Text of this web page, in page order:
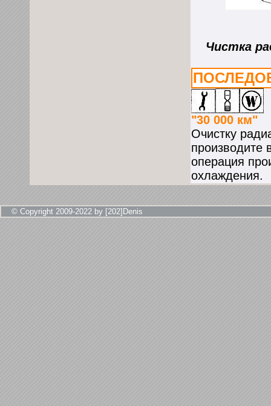
Чистка
"30 000 км"
Очистку
производите
операция
охлаждения.
© Copyright 2009-2022 by [202]Denis